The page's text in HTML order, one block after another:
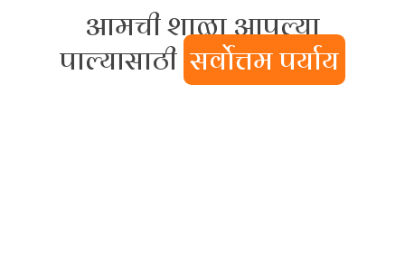
आमची शाळा आपल्या
पाल्यासाठी सर्वोत्तम पर्याय